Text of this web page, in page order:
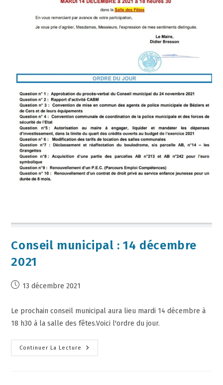
Conseil municipal : 14 décembre
2021
13 décembre 2021
Le prochain conseil municipal aura lieu mardi 14 décembre à
18 h30 à la salle des fêtes.Voici l'ordre du jour.
Continuer La Lecture